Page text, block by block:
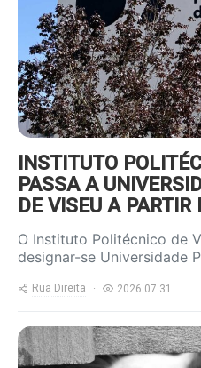
INSTITUTO
PASSA A
DE VISEU A PARTIR
O Instituto Politécnico de
designar-se Universidade
Rua Direita 2026.07.31
https://www.ruadireita.pt/
content/uploads/2020/07/